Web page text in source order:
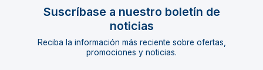
Suscríbase a nuestro boletín de
noticias
Reciba la información más reciente sobre ofertas,
promociones y noticias.